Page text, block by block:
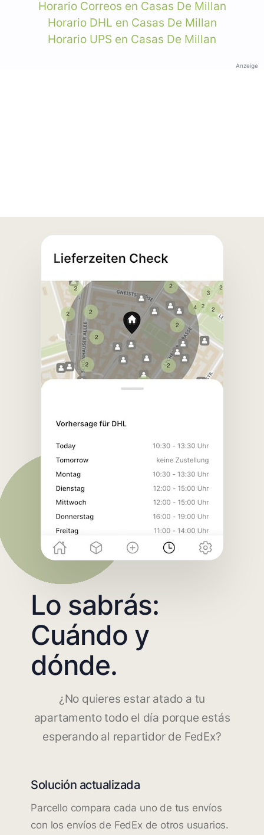
Horario Correos en Casas De Millan
Horario DHL en Casas De Millan
Horario UPS en Casas De Millan
Anzeige
Lo sabrás:
Cuándo y
dónde.
¿No quieres estar atado a tu
apartamento todo el día porque estás
esperando al repartidor de FedEx?
Solución actualizada
Parcello compara cada uno de tus envíos
con los envíos de FedEx de otros usuarios.